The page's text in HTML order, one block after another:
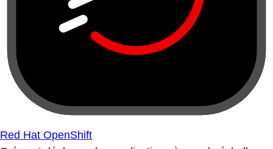
Red Hat OpenShift